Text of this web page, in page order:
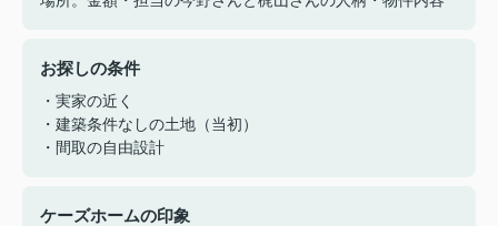
お探しの条件
・実家の近く
・建築条件なしの土地（当初）
・間取の自由設計
ケーズホームの印象